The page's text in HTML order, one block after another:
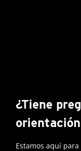
¿Tiene
Estamos aquí